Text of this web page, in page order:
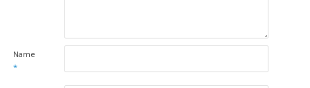
Name
*